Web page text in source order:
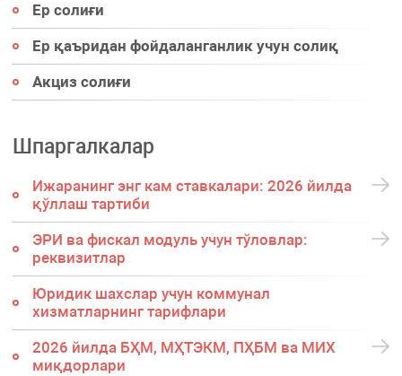
Ер солиғи
Ер қаъридан фойдаланганлик учун солиқ
Акциз солиғи
Шпаргалкалар
Ижаранинг энг кам ставкалари: 2026 йилда
қўллаш тартиби
ЭРИ ва фискал модуль учун тўловлар:
реквизитлар
Юридик шахслар учун коммунал
хизматларнинг тарифлари
2026 йилда БҲМ, МҲТЭКМ, ПҲБМ ва МИХ
миқдорлари